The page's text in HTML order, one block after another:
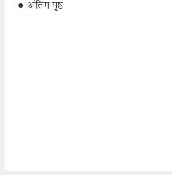
• अंतिम पृष्ठ